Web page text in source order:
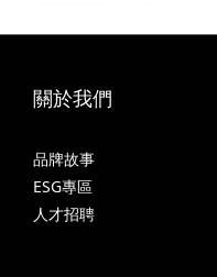
關於我們
品牌故事
ESG專區
人才招聘